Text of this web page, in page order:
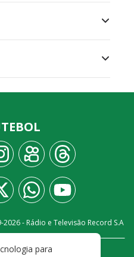
2026- Rádio e Televisão Record S.A
para